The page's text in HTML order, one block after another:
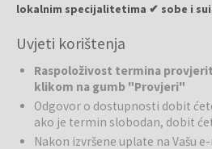
lokalnim specijalitetima ✔ sobe i
minuta opuštene šetnje od kristalno
modernog hotela s autentičnim šarmom
prostrani suiteovi nude potpuni
ponuda i pažljivo osmišljeni wellness
boravka. Zbog kombinacije modernog
Uvjeti korištenja
Raspoloživost termina
klikom na gumb "Provjeri"
Odgovor o dostupnosti dobit
ako je termin slobodan, dobit
Nakon izvršene uplate na Vašu